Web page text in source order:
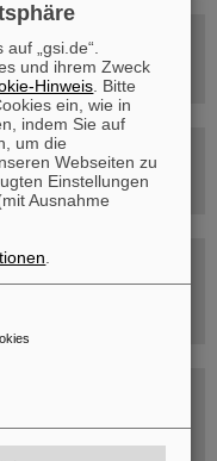
–
„gsi.de“.
und ihrem Zweck
Hinweis . Bitte
ein, wie in
indem Sie auf
um die
Webseiten zu
Einstellungen
Ausnahme